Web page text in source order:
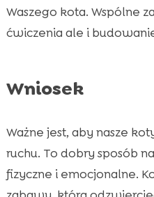
Waszego kota. Wspólne
ćwiczenia ale i
Wniosek
Ważne jest, aby nasze
ruchu. To dobry sposób
fizyczne i emocjonalne.